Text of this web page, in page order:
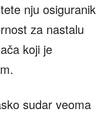
nju osiguranik
za nastalu
koji je
sudar veoma